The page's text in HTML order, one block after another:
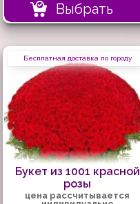
Выбрать
Бесплатная доставка по городу
Букет из 1001 красной
розы
цена рассчитывается